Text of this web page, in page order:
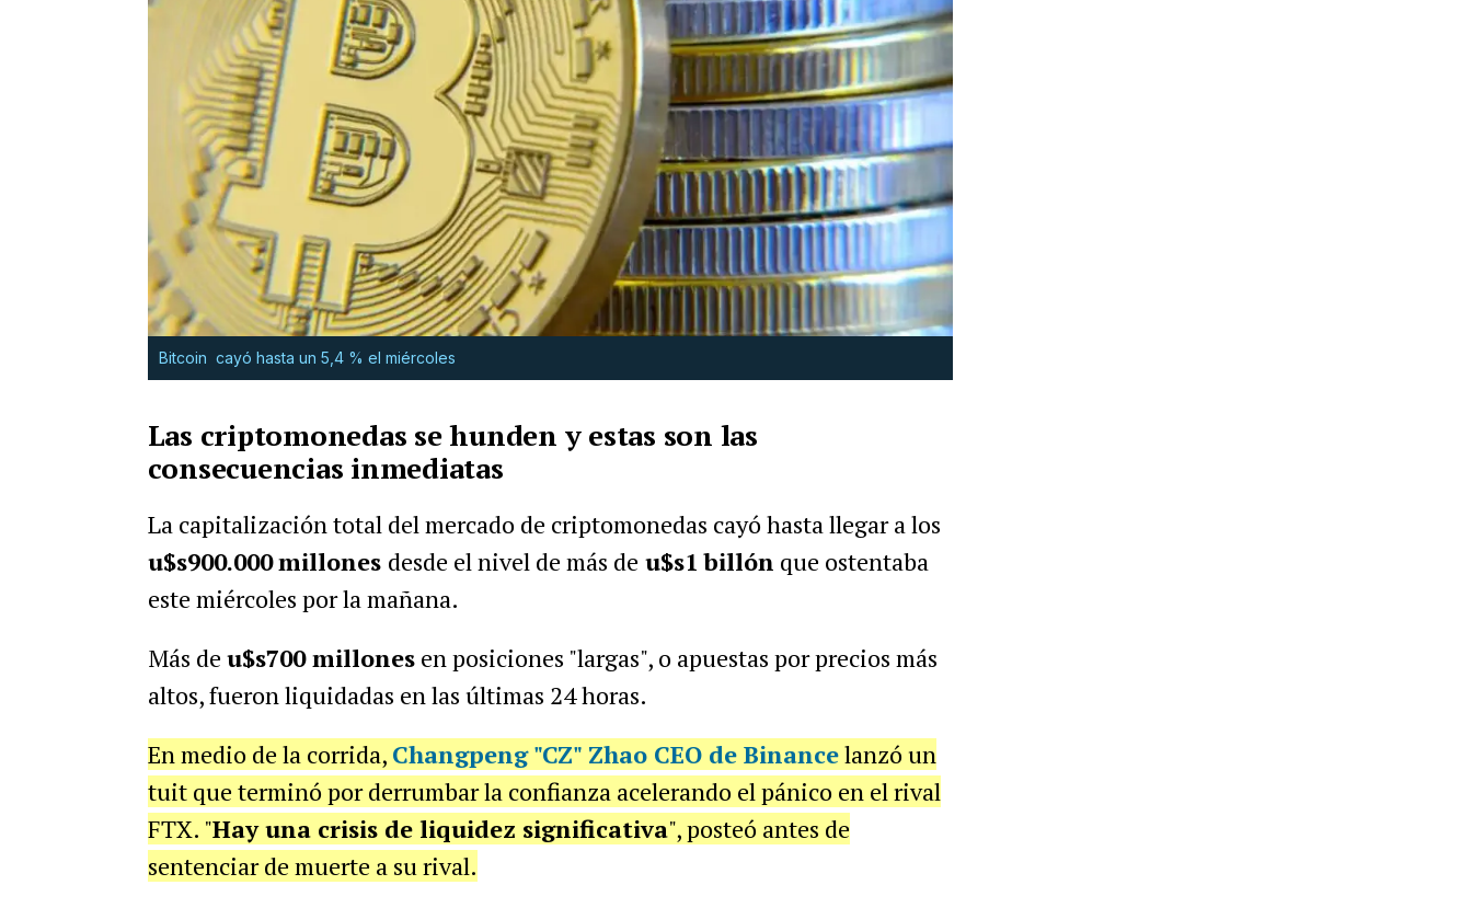
Bitcoin cayó hasta un 5,4 % el miércoles
Las criptomonedas se hunden y estas son las
consecuencias inmediatas
La capitalización total del mercado de criptomonedas cayó hasta llegar a los
u$s900.000millones desde el nivel de más de u$s1 billón que ostentaba
este miércoles por la mañana.
Más de u$s700 millonesen posiciones "largas", o apuestas por precios más
altos, fueron liquidadas en las últimas 24 horas.
En medio de la corrida, Changpeng "CZ" Zhao CEO de Binancelanzó un
tuit que terminó por derrumbar la confianza acelerando el pánico en el rival
FTX. "Hay una crisis de liquidez significativa", posteó antes de
sentenciar de muerte a su rival.